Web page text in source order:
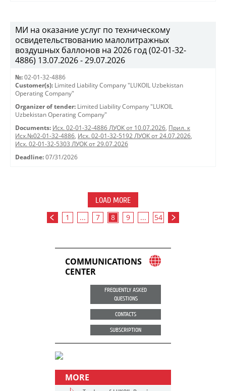
МИ на оказание услуг по техническому
освидетельствованию малолитражных
воздушных баллонов на 2026 год (02-01-32-
4886) 13.07.2026 - 29.07.2026
№: 02-01-32-4886
Customer(s): Limited Liability Company "LUKOIL Uzbekistan
Operating Company"
Organizer of tender: Limited Liability Company "LUKOIL
Uzbekistan Operating Company"
Documents: Исх. 02-01-32-4886 ЛУОК от 10.07.2026, Прил. к
Исх.№02-01-32-4886, Исх. 02-01-32-5192 ЛУОК от 24.07.2026,
Исх. 02-01-32-5303 ЛУОК от 29.07.2026
Deadline: 07/31/2026
LOAD MORE
1 ... 7 8 9 ... 54
COMMUNICATIONS
CENTER
FREQUENTLY ASKED
QUESTIONS
CONTACTS
SUBSCRIPTION
MORE